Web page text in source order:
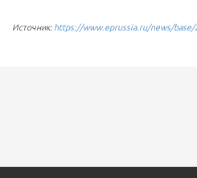
Источник: https://www.eprussia.ru/news/